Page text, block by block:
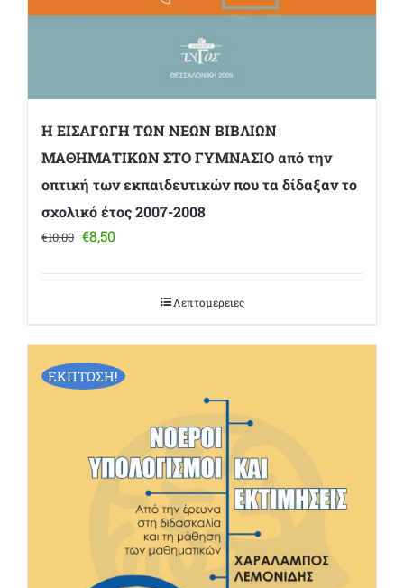
Η ΕΙΣΑΓΩΓΗ ΤΩΝ ΝΕΩΝ ΒΙΒΛΙΩΝ
ΜΑΘΗΜΑΤΙΚΩΝ ΣΤΟ ΓΥΜΝΑΣΙΟ από την
οπτική των εκπαιδευτικών που τα δίδαξαν το
σχολικό έτος 2007-2008
€10,00 Original
€8,50Η
Λεπτομέρειες
ΕΚΠΤΩΣΗ!